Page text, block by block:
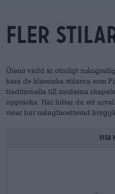
fler
Ölens värld är otroligt
bara de klassiska stilarna som
traditionella till moderna
upptäcka. Här hittar du ett urval
visar hur mångfacetterad
VISA